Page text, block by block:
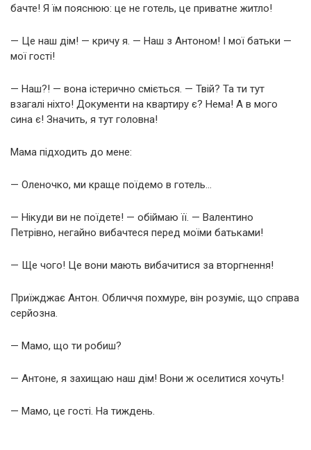
бачте! Я їм пояснюю: це не готель, це приватне житло!
— Це наш дім! — кричу я. — Наш з Антоном! І мої батьки —
мої гості!
— Наш?! — вона істерично сміється. — Твій? Та ти тут
взагалі ніхто! Документи на квартиру є? Нема! А в мого
сина є! Значить, я тут головна!
Мама підходить до мене:
— Оленочко, ми краще поїдемо в готель…
— Нікуди ви не поїдете! — обіймаю її. — Валентино
Петрівно, негайно вибачтеся перед моїми батьками!
— Ще чого! Це вони мають вибачитися за вторгнення!
Приїжджає Антон. Обличчя похмуре, він розуміє, що справа
серйозна.
— Мамо, що ти робиш?
— Антоне, я захищаю наш дім! Вони ж оселитися хочуть!
— Мамо, це гості. На тиждень.